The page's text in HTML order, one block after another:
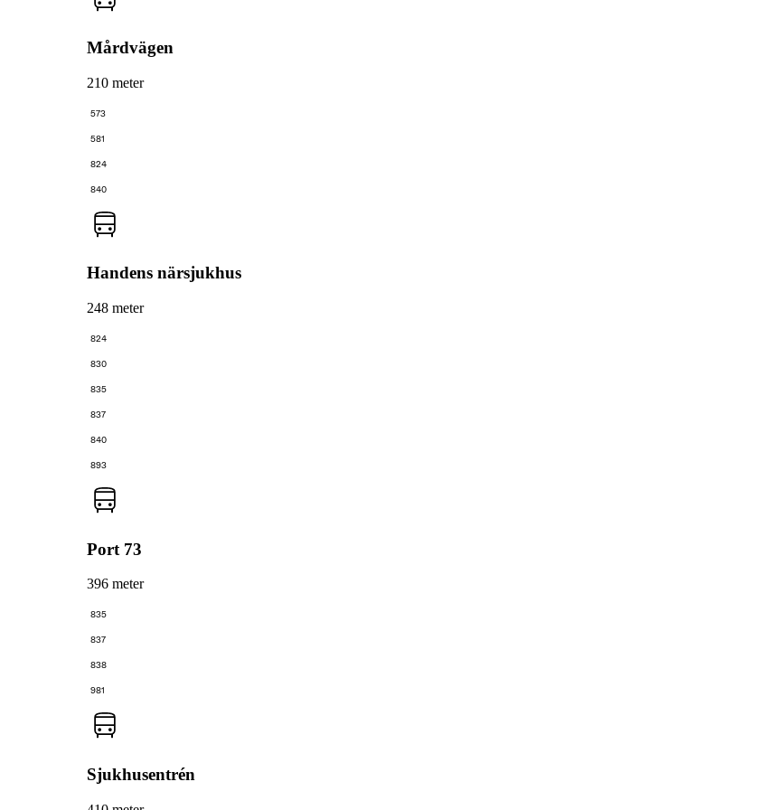
Mårdvägen
210 meter
573
581
824
840
Handens närsjukhus
248 meter
824
830
835
837
840
893
Port 73
396 meter
835
837
838
981
Sjukhusentrén